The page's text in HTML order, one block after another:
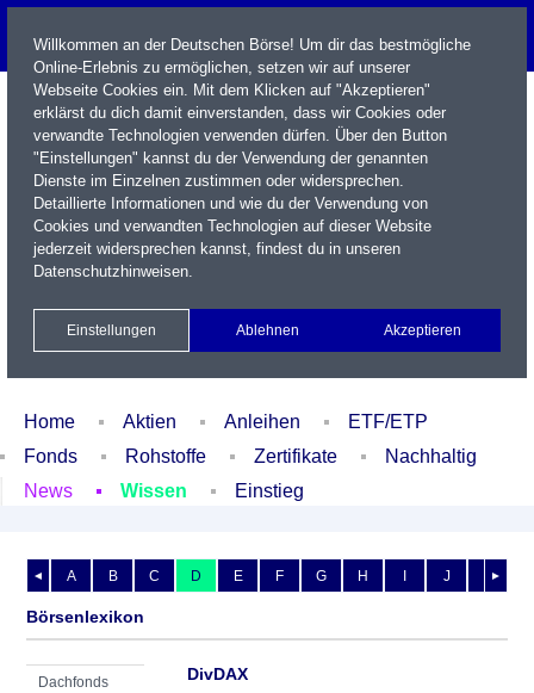
Name / WKN / ISIN / Kürzel
Xetra Realtime
Watchlist Portfolio Login
Home Aktien Anleihen
ETF/ETP
Fonds
Rohstoffe Zertifikate
Nachhaltig
News
Wissen Einstieg
◄ ►
A B C D E F G H I J K
Börsenlexikon
Dachfonds DivDAX
Willkommen an der Deutschen Börse! Um dir das bestmögliche
Online-Erlebnis zu ermöglichen, setzen wir auf unserer
Webseite Cookies ein. Mit dem Klicken auf "Akzeptieren"
erklärst du dich damit einverstanden, dass wir Cookies oder
verwandte Technologien verwenden dürfen. Über den Button
"Einstellungen" kannst du der Verwendung der genannten
Dienste im Einzelnen zustimmen oder widersprechen.
Detaillierte Informationen und wie du der Verwendung von
Cookies und verwandten Technologien auf dieser Website
jederzeit widersprechen kannst, findest du in unseren
Datenschutzhinweisen.
Einstellungen Ablehnen Akzeptieren